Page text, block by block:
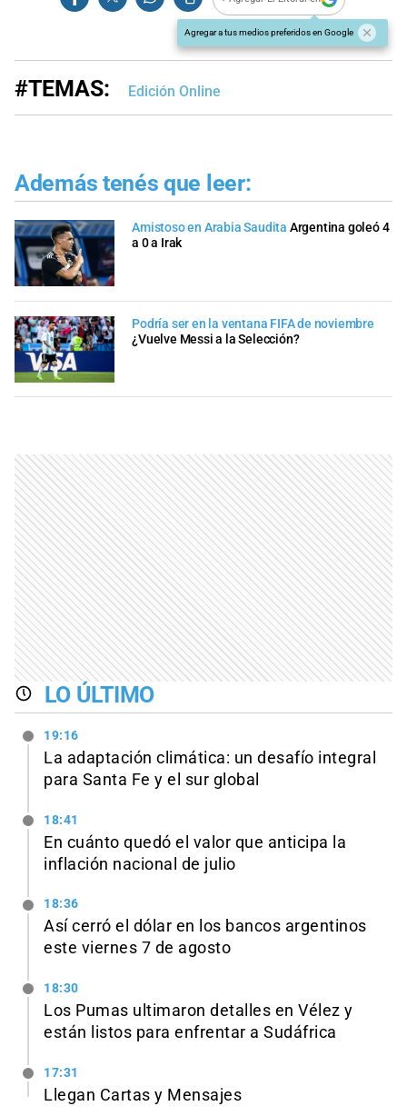
Agregar a tus medios preferidos en Google
#TEMAS: Edición Online
Además tenés que leer:
Amistoso en Arabia Saudita Argentina goleó 4
a 0 a Irak
Podría ser en la ventana FIFA de noviembre
¿Vuelve Messi a la Selección?
LO ÚLTIMO
19:16
La adaptación climática: un desafío integral
para Santa Fe y el sur global
18:41
En cuánto quedó el valor que anticipa la
inflación nacional de julio
18:36
Así cerró el dólar en los bancos argentinos
este viernes 7 de agosto
18:30
Los Pumas ultimaron detalles en Vélez y
están listos para enfrentar a Sudáfrica
17:31
Llegan Cartas y Mensajes